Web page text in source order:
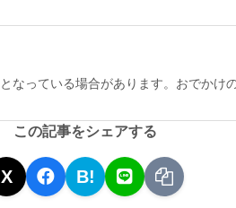
っている場合があります。おでかけ
この記事をシェアする
X B!